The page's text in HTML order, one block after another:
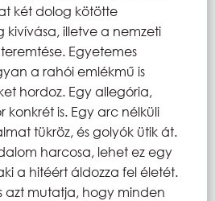
két dolog kötötte
kivívása, illetve a nemzeti
Egyetemes
a rahói emlékmű is
hordoz. Egy allegória,
is. Egy arc nélküli
tükröz, és golyók ütik át.
harcosa, lehet ez egy
a hitéért áldozza fel életét.
azt mutatja, hogy minden